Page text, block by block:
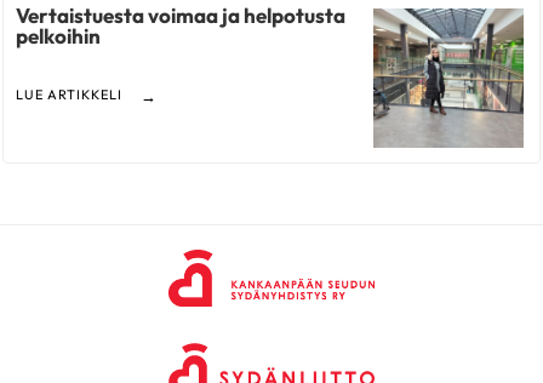
Vertaistuesta voimaa ja helpotusta
pelkoihin
LUE ARTIKKELI